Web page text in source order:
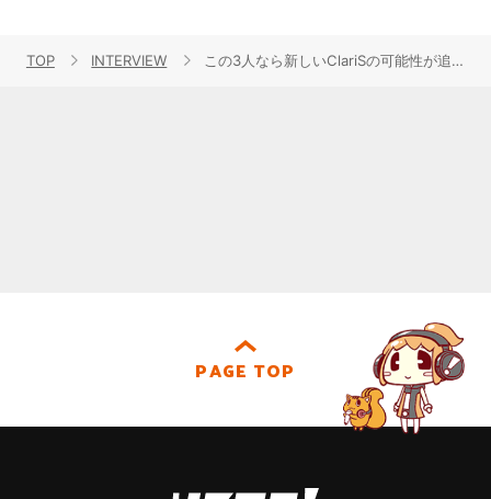
TOP INTERVIEW この3人なら新しいClariSの可能性が追求できる――第3章の幕開けを飾ったClariSのクララ、エリー、アンナの3人による貴重な初インタビュー！
PAGE TOP